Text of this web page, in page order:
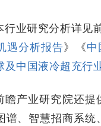
行业研究分析详见
遇分析报告》《
及中国液冷超充行
瞻产业研究院还
谱、智慧招商系